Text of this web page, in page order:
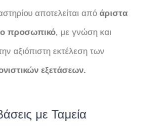
αποτελείται από άριστα
προσωπικό, με γνώση και
αξιόπιστη εκτέλεση των
εξετάσεων.
με Ταμεία